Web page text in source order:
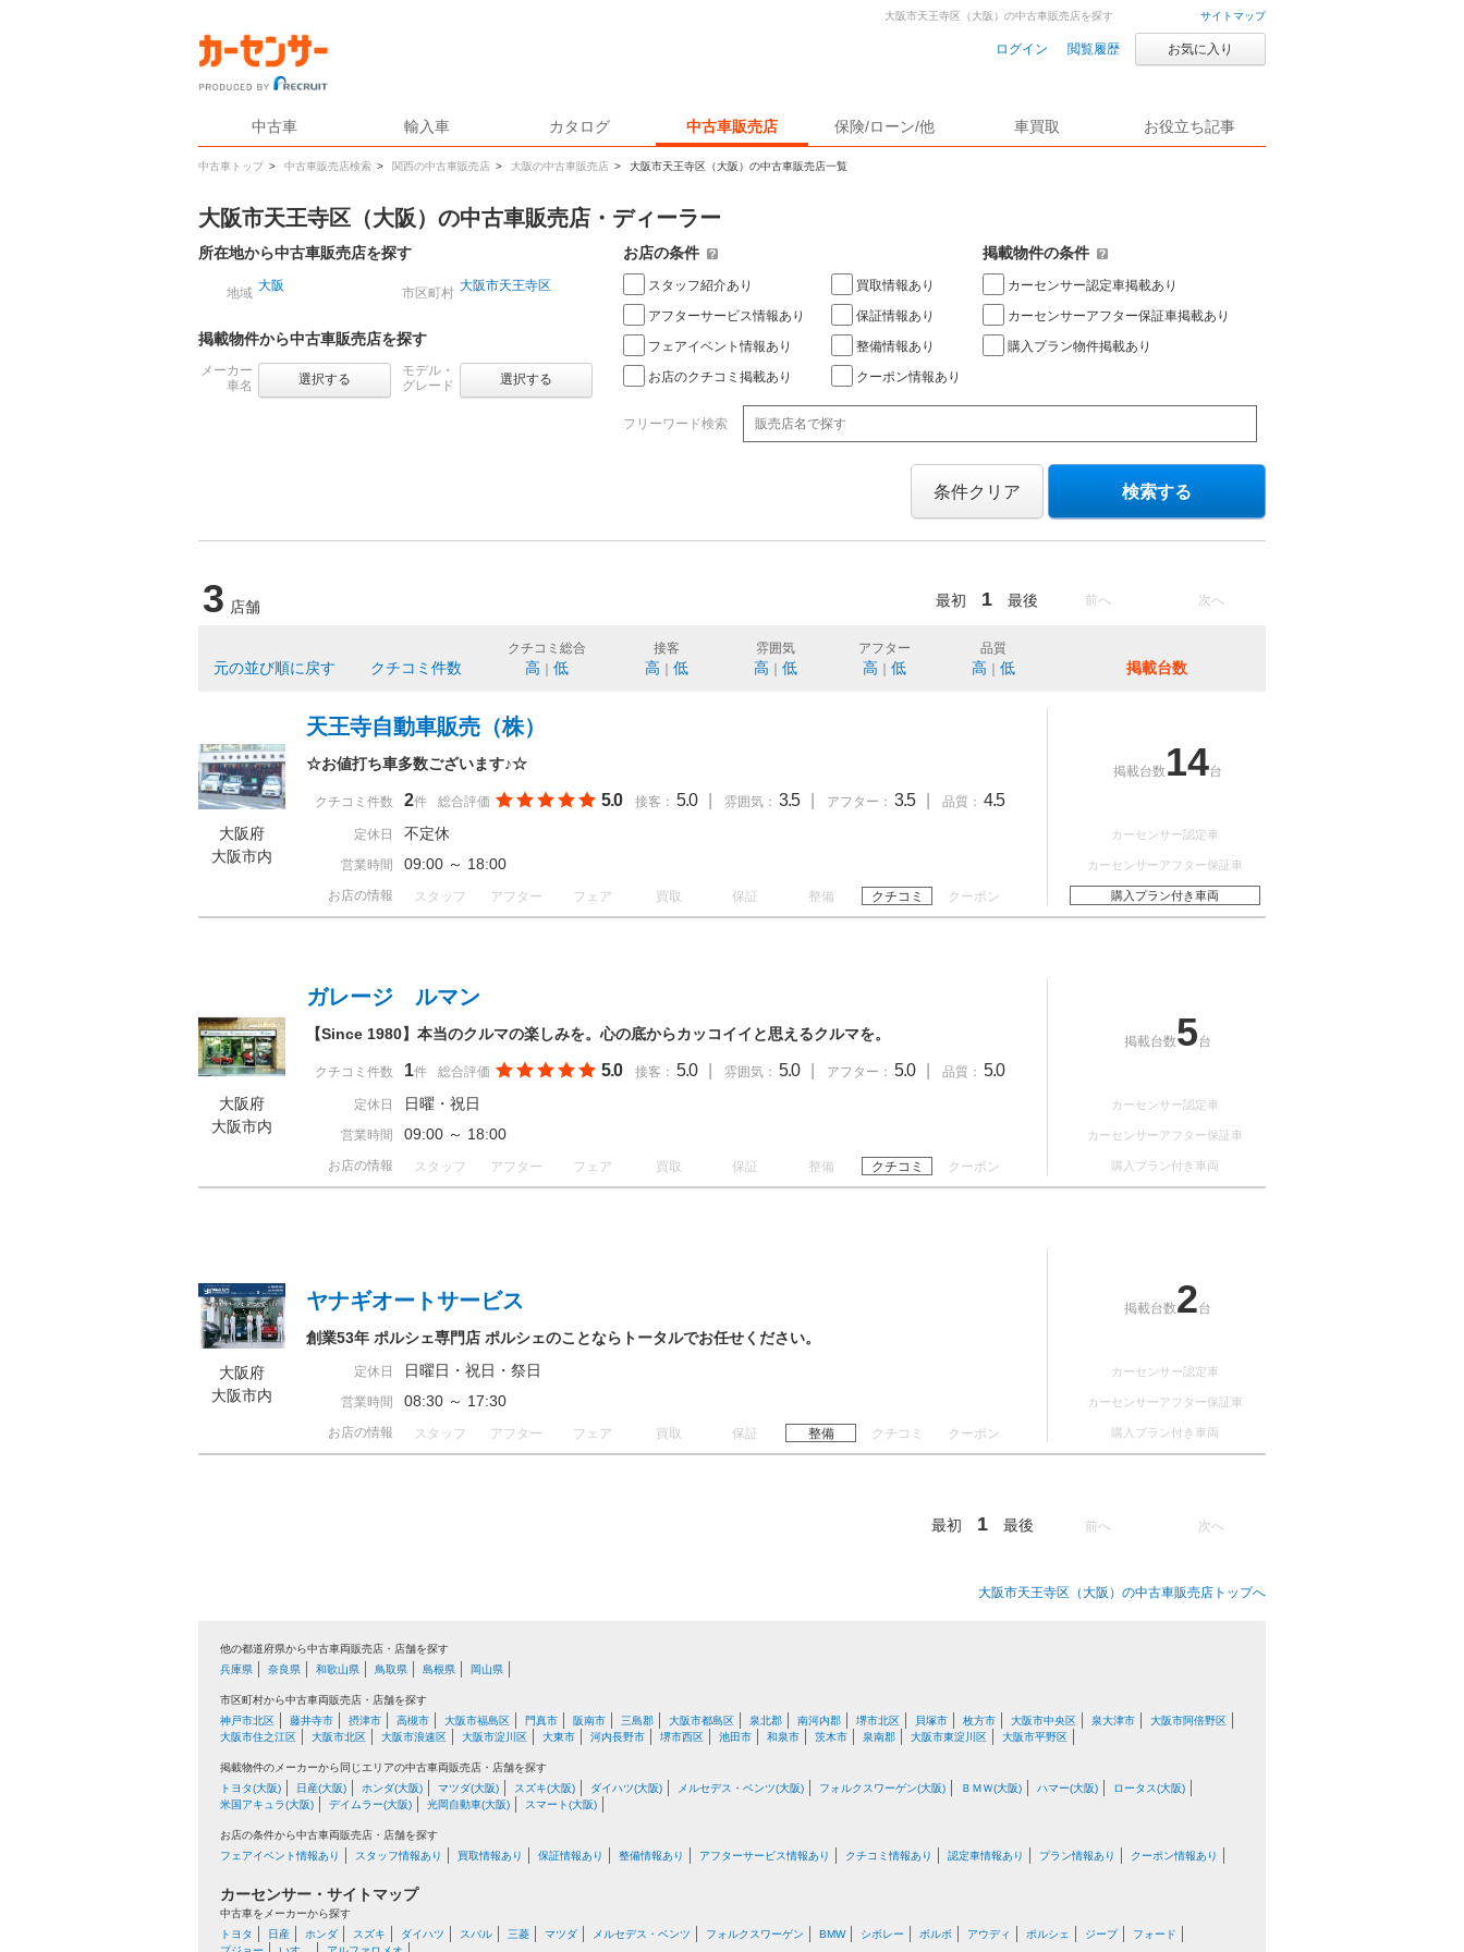
サイトマップ
ログイン 閲覧履歴 お気に入り
中古車 輸入車 カタログ 中古車販売店 保険/ローン/他 車買取 お役立ち記事
中古車トップ > 中古車販売店検索 > 関西の中古車販売店 > 大阪の中古車販売店 > 大阪市天王寺区（大阪）の中古車販売店一覧
大阪市天王寺区（大阪）の中古車販売店を探す
大阪市天王寺区（大阪）の中古車販売店・ディーラー
所在地から中古車販売店を探す
地域 大阪 市区町村 大阪市天王寺区
掲載物件から中古車販売店を探す
メーカー
車名
選択する
モデル・
グレード
選択する
お店の条件
スタッフ紹介あり
アフターサービス情報あり
フェアイベント情報あり
お店のクチコミ掲載あり
買取情報あり
保証情報あり
整備情報あり
クーポン情報あり
掲載物件の条件
カーセンサー認定車掲載あり
カーセンサーアフター保証車掲載あり
購入プラン物件掲載あり
フリーワード検索
条件クリア 検索する
3 店舗 前へ 次へ
最初 1 最後
元の並び順に戻す クチコミ件数
クチコミ総合
高 低
接客
高 低
雰囲気
高 低
アフター
高 低
品質
高 低 掲載台数
大阪府
大阪市内
天王寺自動車販売（株）
☆お値打ち車多数ございます♪☆
クチコミ件数 2件 総合評価 5.0 接客： 5.0 雰囲気： 3.5 アフター： 3.5 品質： 4.5
定休日 不定休
営業時間 09:00 ～ 18:00
お店の情報 スタッフ アフター フェア 買取 保証 整備 クチコミ クーポン
掲載台数 14台
カーセンサー認定車
カーセンサーアフター保証車
購入プラン付き車両
大阪府
大阪市内
ガレージ ルマン
【Since 1980】本当のクルマの楽しみを。心の底からカッコイイと思えるクルマを。
クチコミ件数 1件 総合評価 5.0 接客： 5.0 雰囲気： 5.0 アフター： 5.0 品質： 5.0
定休日 日曜・祝日
営業時間 09:00 ～ 18:00
お店の情報 スタッフ アフター フェア 買取 保証 整備 クチコミ クーポン
掲載台数5台
カーセンサー認定車
カーセンサーアフター保証車
購入プラン付き車両
大阪府
大阪市内
ヤナギオートサービス
創業53年 ポルシェ専門店 ポルシェのことならトータルでお任せください。
定休日 日曜日・祝日・祭日
営業時間 08:30 ～ 17:30
お店の情報 スタッフ アフター フェア 買取 保証 整備 クチコミ クーポン
掲載台数2台
カーセンサー認定車
カーセンサーアフター保証車
購入プラン付き車両
最初 1 最後 前へ 次へ
大阪市天王寺区（大阪）の中古車販売店トップへ
他の都道府県から中古車両販売店・店舗を探す
兵庫県
奈良県 和歌山県 鳥取県 島根県 岡山県
市区町村から中古車両販売店・店舗を探す
神戸市北区
藤井寺市 摂津市 高槻市 大阪市福島区 門真市 阪南市 三島郡 大阪市都島区 泉北郡 南河内郡 堺市北区 貝塚市 枚方市 大阪市中央区 泉大津市
大阪市阿倍野区
大阪市住之江区
大阪市北区 大阪市浪速区 大阪市淀川区 大東市 河内長野市 堺市西区 池田市 和泉市 茨木市 泉南郡 大阪市東淀川区 大阪市平野区
掲載物件のメーカーから同じエリアの中古車両販売店・店舗を探す
トヨタ(大阪)
日産(大阪) ホンダ(大阪) マツダ(大阪) スズキ(大阪) ダイハツ(大阪) メルセデス・ベンツ(大阪) フォルクスワーゲン(大阪) ＢＭＷ(大阪) ハマー(大阪)
ロータス(大阪)
米国アキュラ(大阪)
デイムラー(大阪) 光岡自動車(大阪) スマート(大阪)
お店の条件から中古車両販売店・店舗を探す
フェアイベント情報あり
スタッフ情報あり 買取情報あり 保証情報あり 整備情報あり アフターサービス情報あり クチコミ情報あり 認定車情報あり プラン情報あり クーポン情報あり
カーセンサー・サイトマップ
中古車をメーカーから探す
トヨタ
日産 ホンダ スズキ ダイハツ スバル 三菱 マツダ メルセデス・ベンツ フォルクスワーゲン BMW シボレー ボルボ アウディ ポルシェ ジープ
フォード